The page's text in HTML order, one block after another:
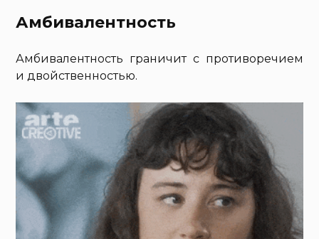
Амбивалентность
Амбивалентность граничит с противоречием
и двойственностью.